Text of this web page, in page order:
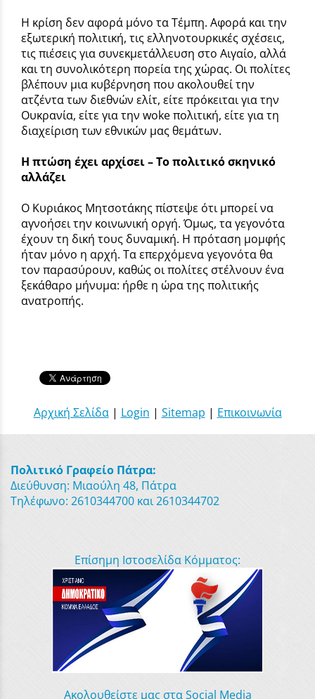
Η κρίση δεν αφορά μόνο τα Τέμπη. Αφορά και την
εξωτερική πολιτική, τις ελληνοτουρκικές σχέσεις,
τις πιέσεις για συνεκμετάλλευση στο Αιγαίο, αλλά
και τη συνολικότερη πορεία της χώρας. Οι πολίτες
βλέπουν μια κυβέρνηση που ακολουθεί την
ατζέντα των διεθνών ελίτ, είτε πρόκειται για την
Ουκρανία, είτε για την woke πολιτική, είτε για τη
διαχείριση των εθνικών μας θεμάτων.
Η πτώση έχει αρχίσει – Το πολιτικό σκηνικό
αλλάζει
Ο Κυριάκος Μητσοτάκης πίστεψε ότι μπορεί να
αγνοήσει την κοινωνική οργή. Όμως, τα γεγονότα
έχουν τη δική τους δυναμική. Η πρόταση μομφής
ήταν μόνο η αρχή. Τα επερχόμενα γεγονότα θα
τον παρασύρουν, καθώς οι πολίτες στέλνουν ένα
ξεκάθαρο μήνυμα: ήρθε η ώρα της πολιτικής
ανατροπής.
Αρχική Σελίδα| Login | Sitemap | Επικοινωνία
Πολιτικό Γραφείο Πάτρα:
Διεύθυνση: Μιαούλη 48, Πάτρα
Τηλέφωνο: 2610344700 και 2610344702
Επίσημη Ιστοσελίδα Κόμματος:
Ακολουθείστε μας στα Social Media